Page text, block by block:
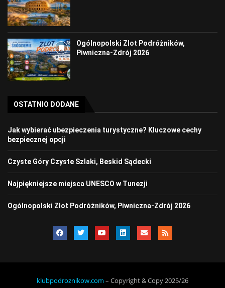
Ogólnopolski Zlot Podróżników,
Piwniczna-Zdrój 2026
OSTATNIO DODANE
Jak wybierać ubezpieczenia turystyczne? Kluczowe cechy
bezpiecznej opcji
Czyste Góry Czyste Szlaki, Beskid Sądecki
Najpiękniejsze miejsca UNESCO w Tunezji
Ogólnopolski Zlot Podróżników, Piwniczna-Zdrój 2026
klubpodroznikow.com – Copyright & Copy 2025/26